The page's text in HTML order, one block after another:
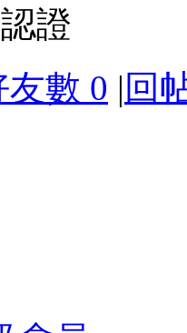
證
友數 0 | 回